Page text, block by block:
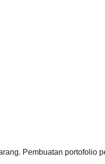
Pembuatan